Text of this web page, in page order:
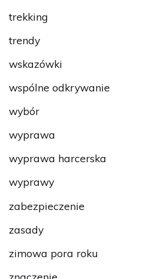
trekking
trendy
wskazówki
wspólne odkrywanie
wybór
wyprawa
wyprawa harcerska
wyprawy
zabezpieczenie
zasady
zimowa pora roku